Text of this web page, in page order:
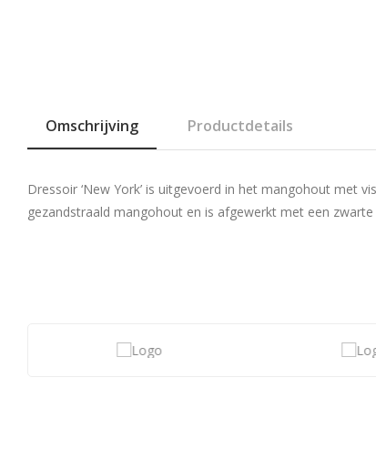
Omschrijving Productdetails
Dressoir ‘New York’ is uitgevoerd in het mangohout met
gezandstraald mangohout en is afgewerkt met een zwarte